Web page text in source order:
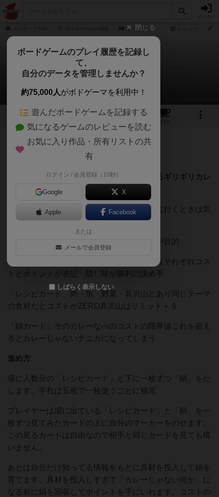
ギリギリカレー
ギリギリカレー
Xです 2-3さんのレビュー
4 1 13
カフェ
339名 2名 0 約6年前
パッケージに一目ぼれカレーが食べたくなるギリギリカレ
（カレールーにしか見えないので友人の家に行くときは気
を付けてください）
チキンゲームで美味しいカレーを食べるのが目的
「具材カード」肉・魚・野菜・隠し味がありそれぞれコス
トとポイントが表記 隠し味が勝利の決め手
「レシピカード」肉・魚・野菜・具沢山とあり同じテーマ
の食材だとコストがZERO具沢山はリミット＋５
「鍋カード」そのカレーなべのコストの限界値これを超え
るとカレーじゃないナニカになってしまう
進め方
場に人数分の「レシピカード」と下に一枚ずつ「鍋」をだ
します。手札は五枚で一枚使うごとに補充
プレイヤーは場に出ている「レシピカード」と「鍋」を一
枚ずつ見てみたカードの上に自分のマーカーをのせます。
この見るカードは自由なので相手と同じカードを見ても構
いません。
あとは自分だけ知ってる情報をもとに具材を投入して鍋を
育てます。具材を投入しすぎて「カレーじゃない何か」に
なる前に鍋を回収してポイントを手にいれます。コストの
閉じる
ボードゲームのプレイ履歴を記録し
て、
自分のデータを管理しませんか？
約75,000人がボドゲーマを利用中！
遊んだボードゲームを記録する
気になるゲームのレビューを読む
お気に入り作品・所有リストの共
有
ログイン / 会員登録（10秒）
Google X
Apple Facebook
または
メールで会員登録
しばらく表示しない